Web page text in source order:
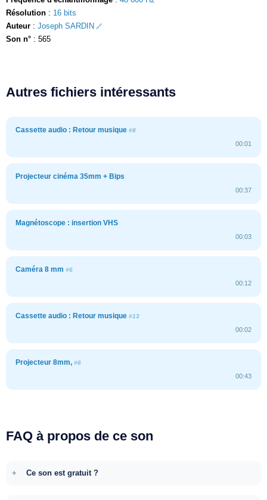
Résolution : 16 bits
Auteur : Joseph SARDIN
Son n° : 565
Autres fichiers intéressants
Cassette audio : Retour musique #8
00:01
Projecteur cinéma 35mm + Bips
00:37
Magnétoscope : insertion VHS
00:03
Caméra 8 mm #6
00:12
Cassette audio : Retour musique #13
00:02
Projecteur 8mm, #6
00:43
FAQ à propos de ce son
Ce son est gratuit ?